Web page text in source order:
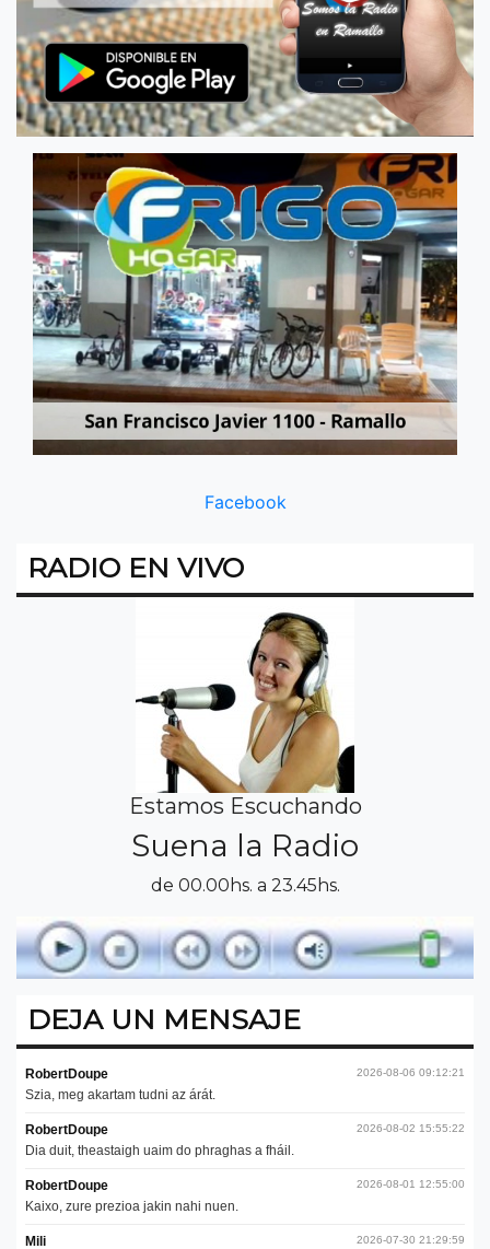
Facebook
RADIO EN VIVO
Estamos Escuchando
Suena la Radio
de 00.00hs. a 23.45hs.
DEJA UN MENSAJE